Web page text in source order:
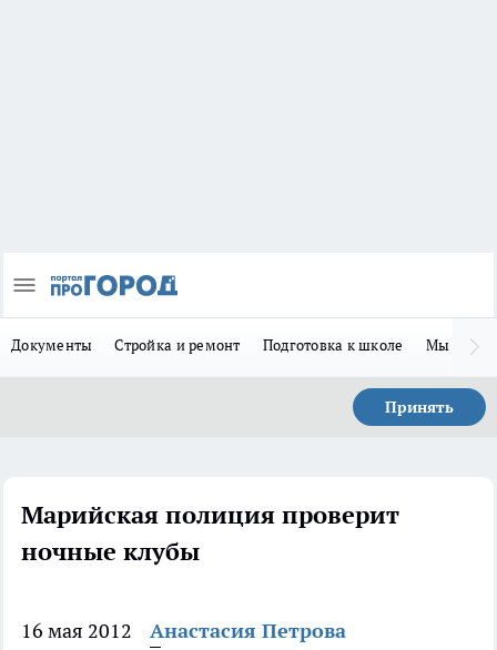
Документы Стройка и ремонт Подготовка к школе Мы в MAX
Принять
Марийская полиция проверит
ночные клубы
16 мая 2012 Анастасия Петрова